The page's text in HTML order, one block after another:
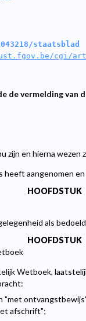
staatsblad
cgi/
de vermelding
zijn en hierna wezen
heeft aangenomen
HOOFDSTUK
als
HOOFDSTUK
Wetboek,
"met
afschrift";